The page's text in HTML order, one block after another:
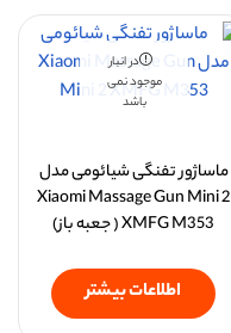
در انبار
موجود نمی
باشد
ماساژور تفنگی شیائومی مدل
Xiaomi Massage Gun Mini 2
XMFG M353 ( جعبه باز)
اطلاعات بیشتر